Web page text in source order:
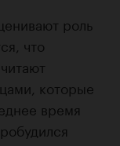
роль
что
которые
время